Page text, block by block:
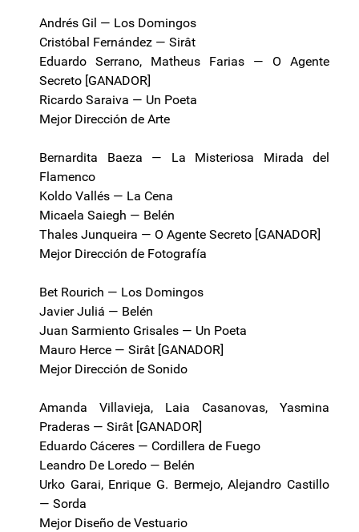
Andrés Gil — Los Domingos
Cristóbal Fernández — Sirât
Eduardo Serrano, Matheus Farias — O Agente
Secreto [GANADOR]
Ricardo Saraiva — Un Poeta
Mejor Dirección de Arte
Bernardita Baeza — La Misteriosa Mirada del
Flamenco
Koldo Vallés — La Cena
Micaela Saiegh — Belén
Thales Junqueira — O Agente Secreto [GANADOR]
Mejor Dirección de Fotografía
Bet Rourich — Los Domingos
Javier Juliá — Belén
Juan Sarmiento Grisales — Un Poeta
Mauro Herce — Sirât [GANADOR]
Mejor Dirección de Sonido
Amanda Villavieja, Laia Casanovas, Yasmina
Praderas — Sirât [GANADOR]
Eduardo Cáceres — Cordillera de Fuego
Leandro De Loredo — Belén
Urko Garai, Enrique G. Bermejo, Alejandro Castillo
— Sorda
Mejor Diseño de Vestuario